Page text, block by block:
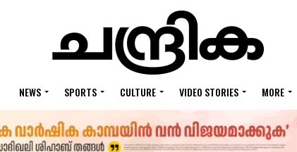
NEWS SPORTS CULTURE VIDEO STORIES MORE